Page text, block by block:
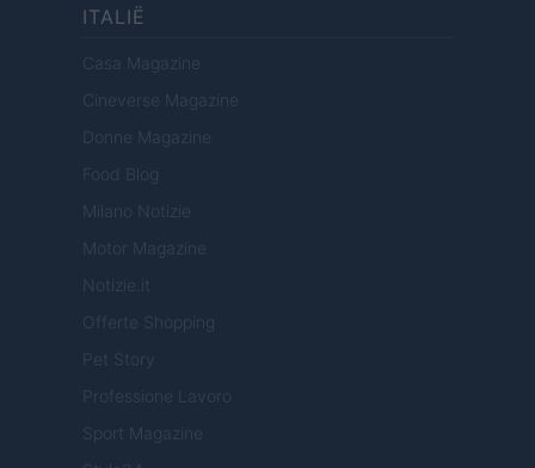
ITALIË
Casa Magazine
Cineverse Magazine
Donne Magazine
Food Blog
Milano Notizie
Motor Magazine
Notizie.it
Offerte Shopping
Pet Story
Professione Lavoro
Sport Magazine